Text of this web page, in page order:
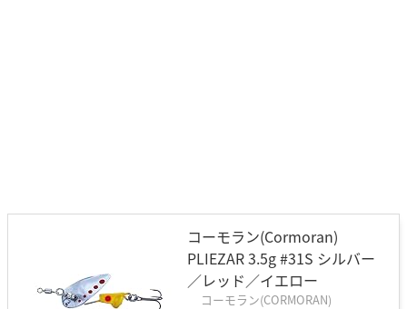
コーモラン(Cormoran)
PLIEZAR 3.5g #31S シルバー
／レッド／イエロー
コーモラン(CORMORAN)